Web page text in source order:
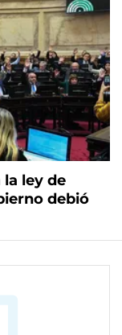
la ley de
debió